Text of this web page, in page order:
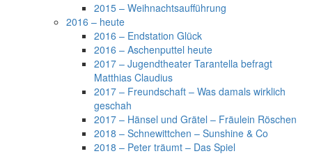
2015 – Weihnachtsaufführung
2016 – heute
2016 – Endstation Glück
2016 – Aschenputtel heute
2017 – Jugendtheater Tarantella befragt
Matthias Claudius
2017 – Freundschaft – Was damals wirklich
geschah
2017 – Hänsel und Grätel – Fräulein Röschen
2018 – Schnewittchen – Sunshine & Co
2018 – Peter träumt – Das Spiel